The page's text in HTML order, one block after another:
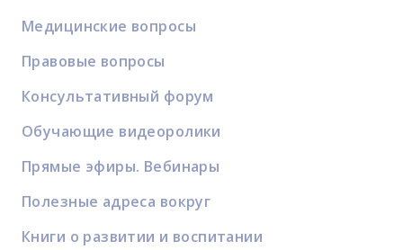
Медицинские вопросы
Правовые вопросы
Консультативный форум
Обучающие видеоролики
Прямые эфиры. Вебинары
Полезные адреса вокруг
Книги о развитии и воспитании